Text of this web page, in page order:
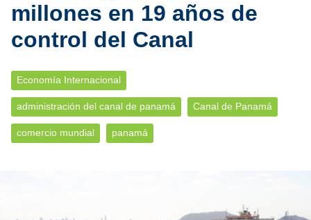
millones en 19 años de
control del Canal
Economía Internacional
administración del canal de panamá Canal de Panamá
comercio mundial panamá